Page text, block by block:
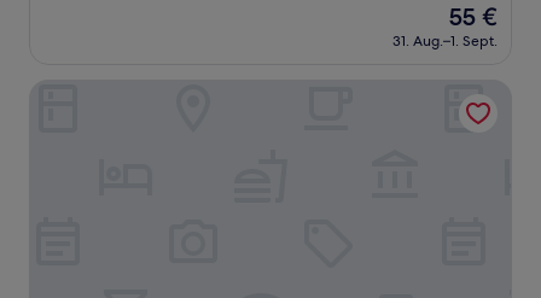
Bewertungen)
Der
Preis
beträgt
55 €
31. Aug.–1. Sept.